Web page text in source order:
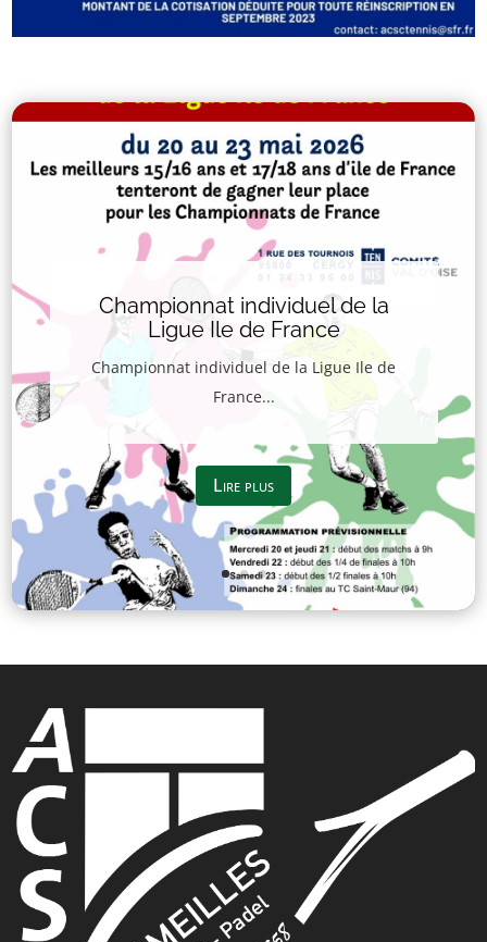
Championnat individuel de la
Ligue Ile de France
Championnat individuel de la Ligue Ile de
France...
Lire plus